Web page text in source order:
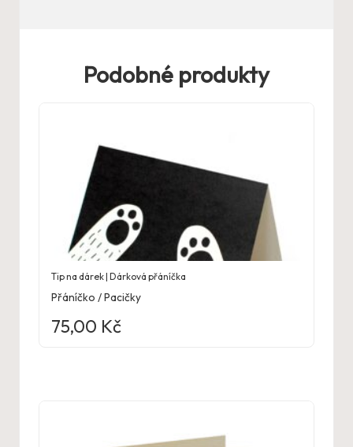
Podobné produkty
Tip na dárek | Dárková přáníčka
Přáníčko / Pacičky
75,00 Kč